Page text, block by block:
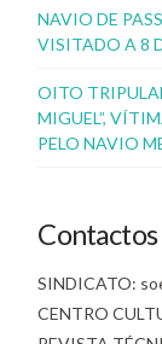
NAVIO DE
VISITADO A 8
OITO
MIGUEL”,
PELO NAVIO
Contactos
SINDICATO:
CENTRO